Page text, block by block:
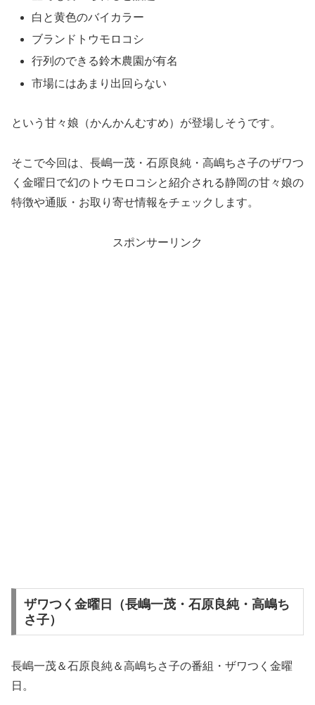
白と黄色のバイカラー
ブランドトウモロコシ
行列のできる鈴木農園が有名
市場にはあまり出回らない
という甘々娘（かんかんむすめ）が登場しそうです。
そこで今回は、長嶋一茂・石原良純・高嶋ちさ子のザワつ
く金曜日で幻のトウモロコシと紹介される静岡の甘々娘の
特徴や通販・お取り寄せ情報をチェックします。
スポンサーリンク
ザワつく金曜日（長嶋一茂・石原良純・高嶋ち
さ子）
長嶋一茂＆石原良純＆高嶋ちさ子の番組・ザワつく金曜
日。